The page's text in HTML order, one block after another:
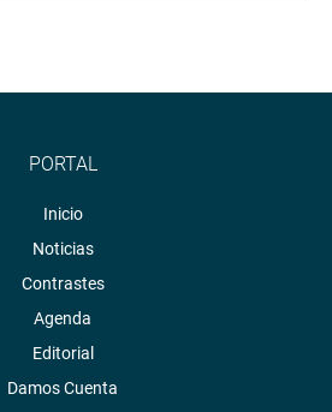
PORTAL
Inicio
Noticias
Contrastes
Agenda
Editorial
Damos Cuenta